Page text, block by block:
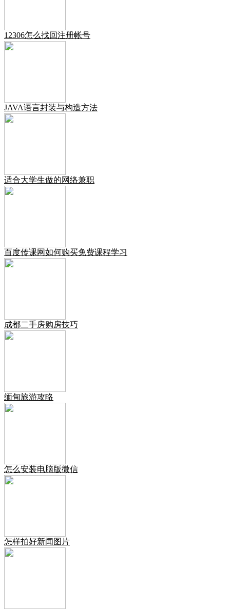
12306怎么找回注册帐号
JAVA语言封装与构造方法
适合大学生做的网络兼职
百度传课网如何购买免费课程学习
成都二手房购房技巧
缅甸旅游攻略
怎么安装电脑版微信
怎样拍好新闻图片